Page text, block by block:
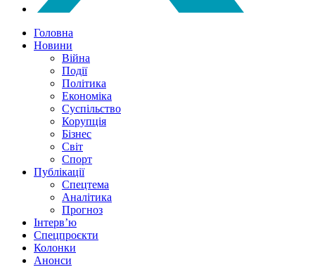
Головна
Новини
Війна
Події
Політика
Економіка
Суспільство
Корупція
Бізнес
Світ
Спорт
Публікації
Спецтема
Аналітика
Прогноз
Інтерв’ю
Спецпроєкти
Колонки
Анонси